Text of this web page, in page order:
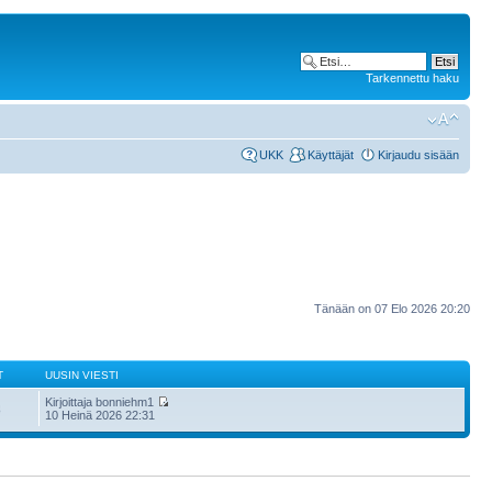
Tarkennettu haku
UKK Käyttäjät Kirjaudu sisään
Tänään on 07 Elo 2026 20:20
UUSIN VIESTI
Kirjoittaja bonniehm1
10 Heinä 2026 22:31